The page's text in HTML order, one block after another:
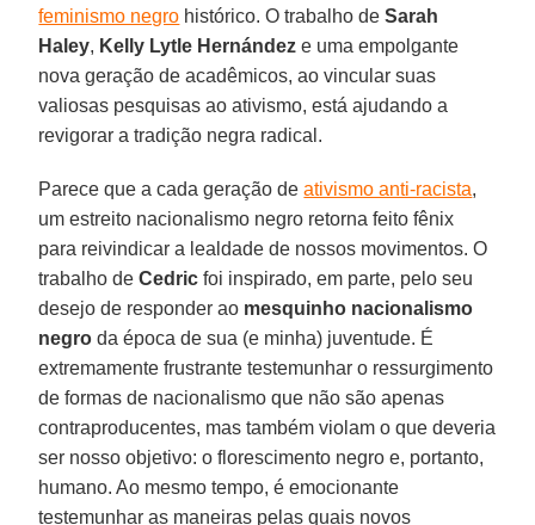
feminismo negro histórico. O trabalho deSarah
Haley, Kelly Lytle Hernández e uma empolgante
nova geração de acadêmicos, ao vincular suas
valiosas pesquisas ao ativismo, está ajudando a
revigorar a tradição negra radical.
Parece que a cada geração deativismo anti-racista,
um estreito nacionalismo negro retorna feito fênix
para reivindicar a lealdade de nossos movimentos. O
trabalho deCedric foi inspirado, em parte, pelo seu
desejo de responder ao mesquinho nacionalismo
negro da época de sua (e minha) juventude. É
extremamente frustrante testemunhar o ressurgimento
de formas de nacionalismo que não são apenas
contraproducentes, mas também violam o que deveria
ser nosso objetivo: o florescimento negro e, portanto,
humano. Ao mesmo tempo, é emocionante
testemunhar as maneiras pelas quais novos